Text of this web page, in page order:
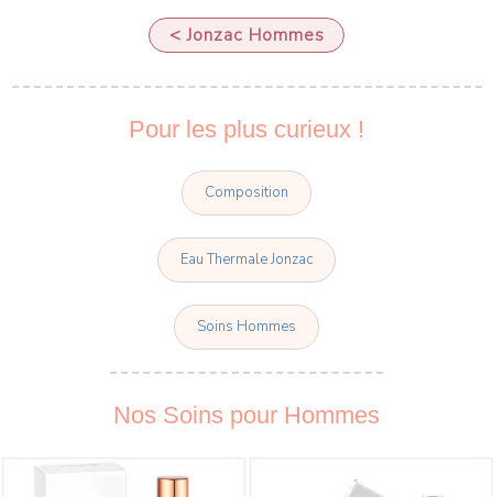
< Jonzac Hommes
Pour les plus curieux !
Composition
Eau Thermale Jonzac
Soins Hommes
Nos Soins pour Hommes